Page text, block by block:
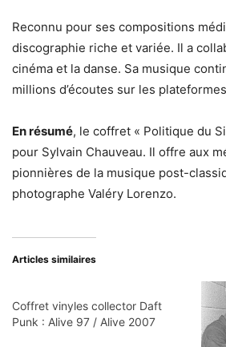
Reconnu pour ses compositions
discographie riche et variée. Il a
cinéma et la danse. Sa musique
millions d’écoutes sur les
En résumé, le coffret « Politique du
pour Sylvain Chauveau. Il offre aux
pionnières de la musique post-
photographe Valéry Lorenzo.
Articles similaires
Coffret vinyles collector Daft
Punk : Alive 97 / Alive 2007